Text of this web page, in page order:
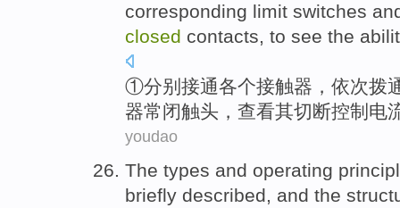
corresponding limit switches
closed contacts, to see the
①分别 接通各个接触器， 依次拨
器常闭触头， 查看其切断控制 电
youdao
The types and operating
briefly described, and the